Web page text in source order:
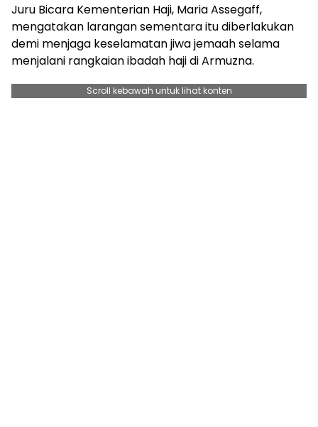
Juru Bicara Kementerian Haji, Maria Assegaff,
mengatakan larangan sementara itu diberlakukan
demi menjaga keselamatan jiwa jemaah selama
menjalani rangkaian ibadah haji di Armuzna.
Scroll kebawah untuk lihat konten